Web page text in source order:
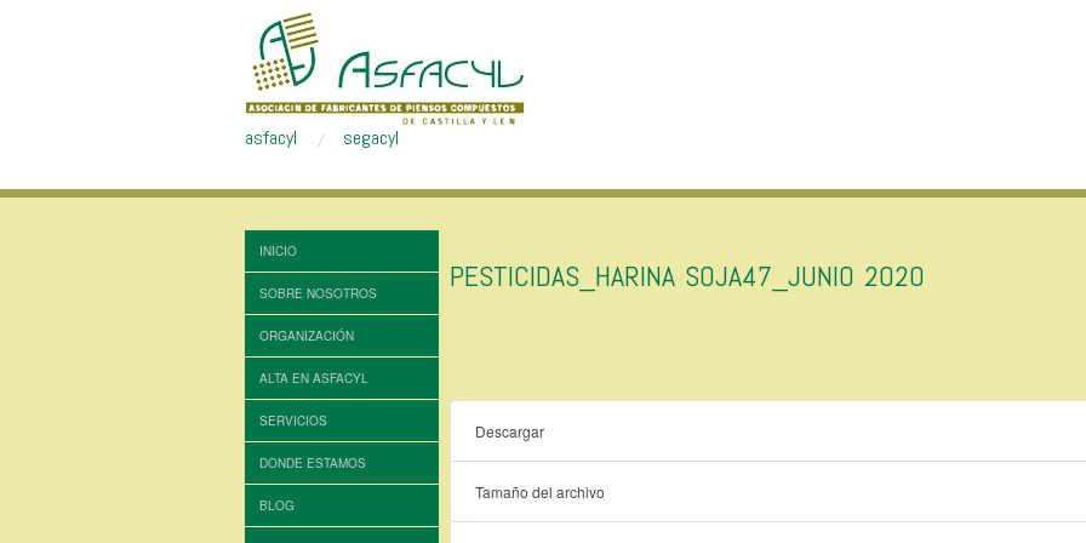
asfacyl segacyl
INICIO
SOBRE NOSOTROS
ORGANIZACIÓN
ALTA EN ASFACYL
SERVICIOS
DONDE ESTAMOS
BLOG
PESTICIDAS_HARINA SOJA47_JUNIO 2020
Descargar
Tamaño del archivo